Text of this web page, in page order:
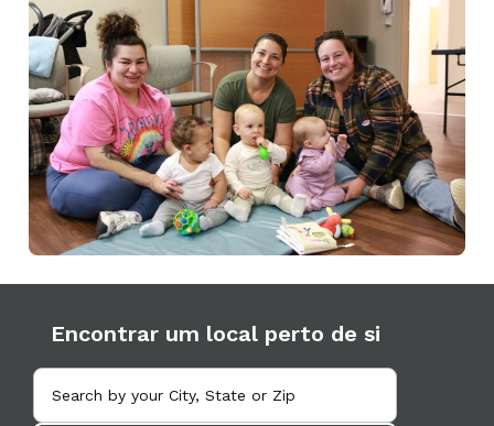
Encontrar um local perto de si